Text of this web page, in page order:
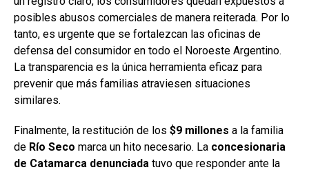
posibles abusos comerciales de manera reiterada. Por lo
tanto, es urgente que se fortalezcan las oficinas de
defensa del consumidor en todo el Noroeste Argentino.
La transparencia es la única herramienta eficaz para
prevenir que más familias atraviesen situaciones
similares.
Finalmente, la restitución de los $9 millones a la familia
de Río Seco marca un hito necesario. La concesionaria
de Catamarca denunciada tuvo que responder ante la